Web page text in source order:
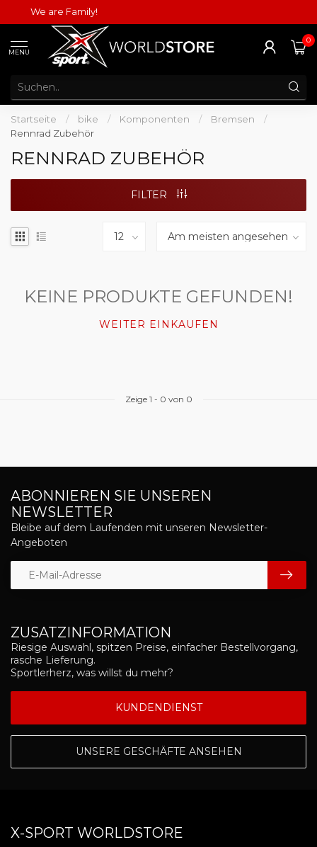
We are Family!
MENU
0
Startseite / bike / Komponenten / Bremsen
/
Rennrad Zubehör
RENNRAD ZUBEHÖR
FILTER
KEINE PRODUKTE GEFUNDEN!
WEITER EINKAUFEN
Zeige 1 - 0 von 0
ZUSATZINFORMATION
Riesige Auswahl, spitzen Preise, einfacher Bestellvorgang,
rasche Lieferung.
Sportlerherz, was willst du mehr?
KUNDENDIENST
UNSERE GESCHÄFTE ANSEHEN
ABONNIEREN SIE UNSEREN
NEWSLETTER
Bleibe auf dem Laufenden mit unseren Newsletter-
Angeboten
X-SPORT WORLDSTORE